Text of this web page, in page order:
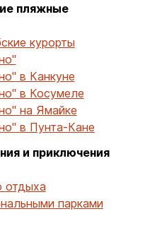
пляжные
курорты
в Канкуне
в Косумеле
на Ямайке
в Пунта-Кане
и приключения
отдыха
парками